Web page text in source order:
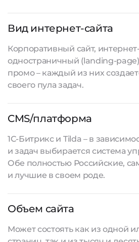
Вид интернет-сайта
Корпоративный сайт,
одностраничный (landing-
промо – каждый из них
своего пула задач.
CMS/платформа
1С-Битрикс и Tilda – в
и задач выбирается система
Обе полностью Российские,
и лучшие в своем роде.
Объем сайта
Может состоять как из одной